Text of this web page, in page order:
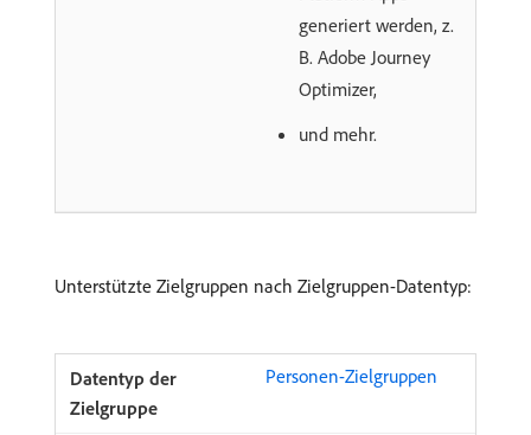
generiert werden, z.
B. Adobe Journey
Optimizer,
und mehr.
Unterstützte Zielgruppen nach Zielgruppen-Datentyp:
Personen-Zielgruppen